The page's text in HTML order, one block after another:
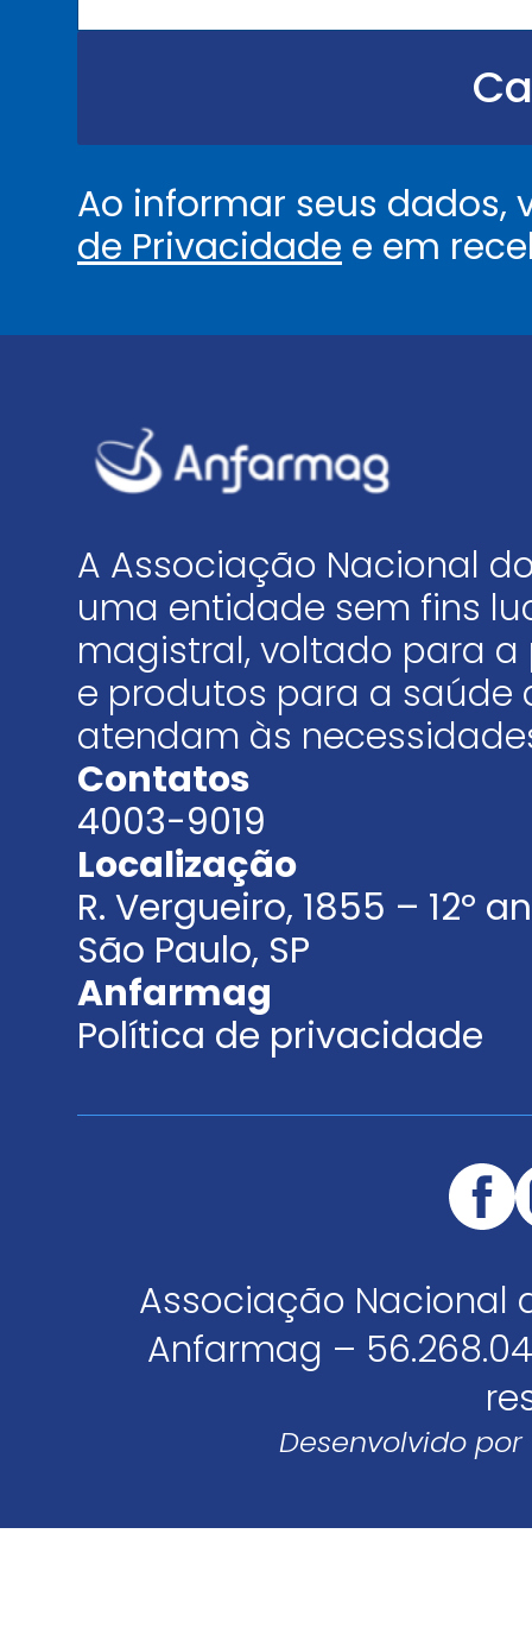
.
Ao informar seus
de Privacidade e em
A Associação Nacional
uma entidade sem fins
magistral, voltado para
e produtos para a saúde
atendam às
Contatos
4003-9019
Localização
R. Vergueiro, 1855 – 12º
São Paulo, SP
Anfarmag
Política de privacidade
Associação Nacional
Anfarmag –
Desenvolvido por